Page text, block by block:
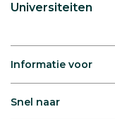
Universiteiten
Informatie voor
Snel naar